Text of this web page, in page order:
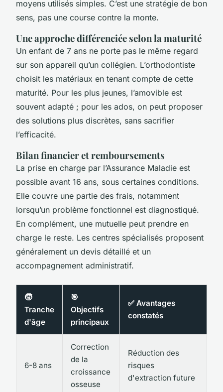
moyens utilisés simples. C’est une stratégie de bon
sens, pas une course contre la monte.
Une approche différenciée selon la maturité
Un enfant de 7 ans ne porte pas le même regard
sur son appareil qu’un collégien. L’orthodontiste
choisit les matériaux en tenant compte de cette
maturité. Pour les plus jeunes, l’amovible est
souvent adapté ; pour les ados, on peut proposer
des solutions plus discrètes, sans sacrifier
l’efficacité.
Bilan financier et remboursements
La prise en charge par l’Assurance Maladie est
possible avant 16 ans, sous certaines conditions.
Elle couvre une partie des frais, notamment
lorsqu’un problème fonctionnel est diagnostiqué.
En complément, une mutuelle peut prendre en
charge le reste. Les centres spécialisés proposent
généralement un devis détaillé et un
accompagnement administratif.
🧒
Tranche
d'âge
🎯
Objectifs
principaux
✅ Avantages
constatés
6-8 ans
Correction
de la
croissance
osseuse
Réduction des
risques
d'extraction future